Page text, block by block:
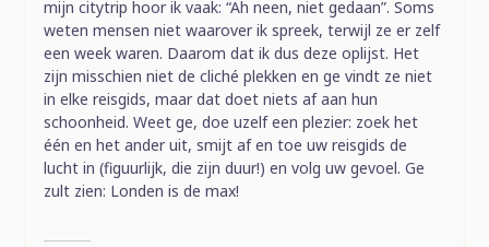
mijn citytrip hoor ik vaak: “Ah neen, niet gedaan”. Soms
weten mensen niet waarover ik spreek, terwijl ze er zelf
een week waren. Daarom dat ik dus deze oplijst. Het
zijn misschien niet de cliché plekken en ge vindt ze niet
in elke reisgids, maar dat doet niets af aan hun
schoonheid. Weet ge, doe uzelf een plezier: zoek het
één en het ander uit, smijt af en toe uw reisgids de
lucht in (figuurlijk, die zijn duur!) en volg uw gevoel. Ge
zult zien: Londen is de max!